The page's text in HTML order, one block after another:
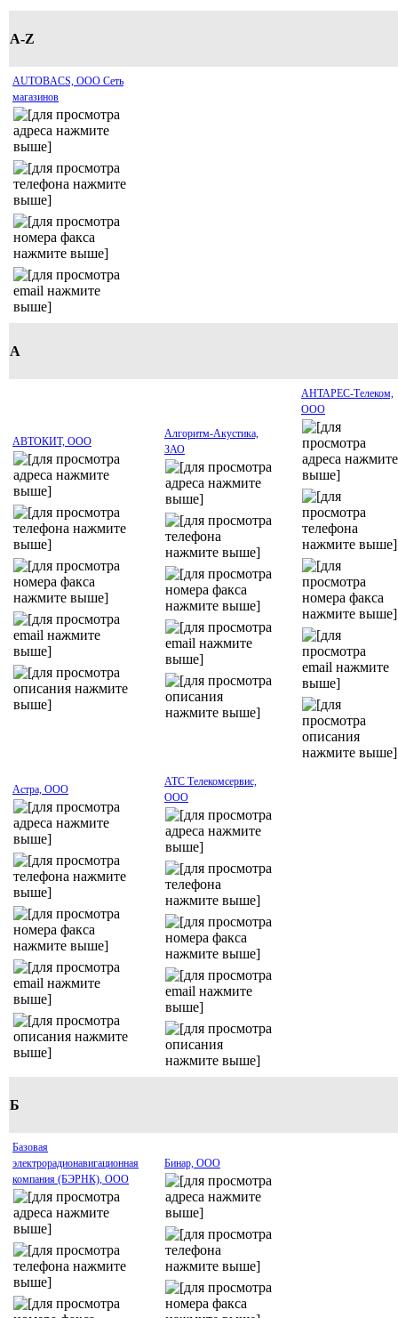
A-Z
AUTOBACS, ООО Сеть
магазинов
А
АВТОКИТ, ООО
Алгоритм-Акустика,
ЗАО
АНТАРЕС-Телеком,
ООО
Астра, ООО
АТС Телекомсервис,
ООО
Б
Базовая
электрорадионавигационная
компания (БЭРНК), ООО
Бинар, ООО